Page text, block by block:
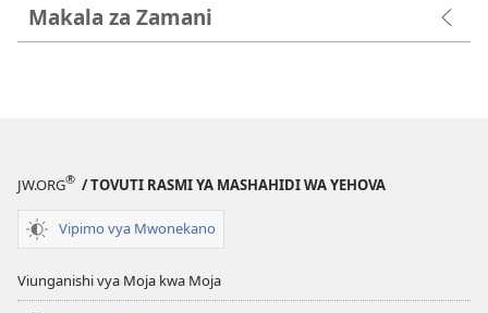
Makala za Zamani
JW.ORG® / TOVUTI RASMI YA MASHAHIDI WA YEHOVA
Vipimo vya Mwonekano
Viunganishi vya Moja kwa Moja